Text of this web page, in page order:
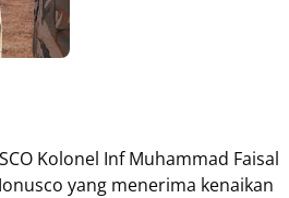
Kolonel Inf Muhammad Faisal
yang menerima kenaikan